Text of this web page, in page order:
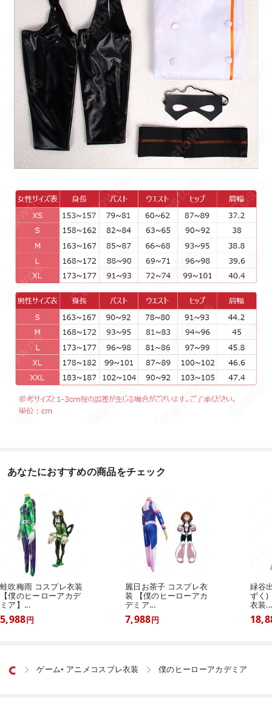
あなたにおすすめの商品をチェック
蛙吹梅雨 コスプレ衣装
【僕のヒーローアカデ
ミア】...
5,988円
麗日お茶子 コスプレ衣
装 【僕のヒーローアカ
デミア...
7,988円
緑谷
ずく)
衣装...
 ゲーム• アニメコスプレ衣装  僕のヒーローアカデミア